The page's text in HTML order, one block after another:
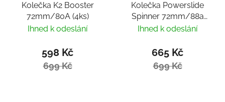
Kolečka K2 Booster
72mm/80A (4ks)
Ihned k odeslání
598 Kč
699 Kč
Kolečka Powerslide
Spinner 72mm/88a
(4ks)
Ihned k odeslání
665 Kč
699 Kč